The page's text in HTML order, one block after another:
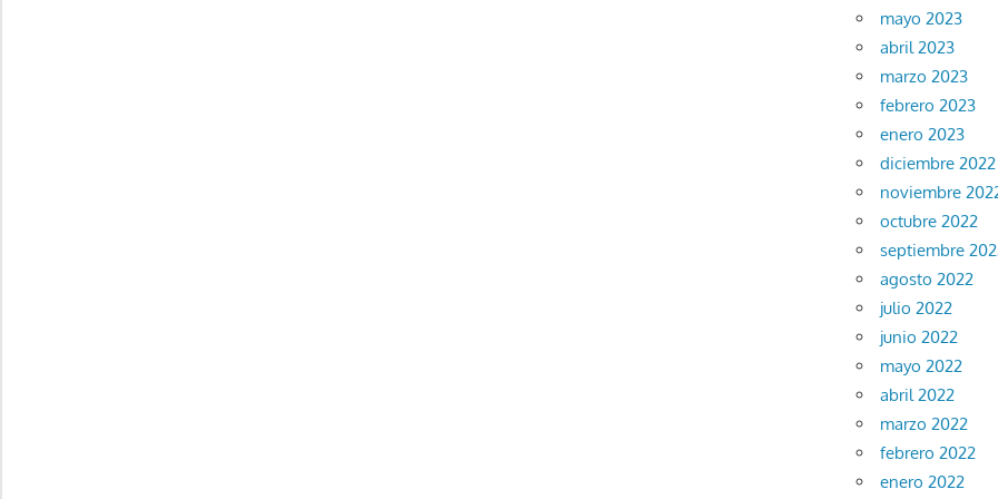
mayo 2023
abril 2023
marzo 2023
febrero 2023
enero 2023
diciembre 2022
noviembre
octubre 2022
septiembre
agosto 2022
julio 2022
junio 2022
mayo 2022
abril 2022
marzo 2022
febrero 2022
enero 2022